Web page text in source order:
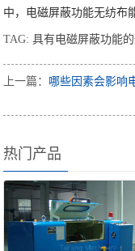
中，电磁屏蔽功能无纺布
TAG:具有电磁屏蔽功能
上一篇： 哪些因素会影响
热门产品